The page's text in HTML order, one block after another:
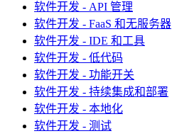
软件开发 - API 管理
软件开发 - FaaS 和无服务器
软件开发 - IDE 和工具
软件开发 - 低代码
软件开发 - 功能开关
软件开发 - 持续集成和部署
软件开发 - 本地化
软件开发 - 测试